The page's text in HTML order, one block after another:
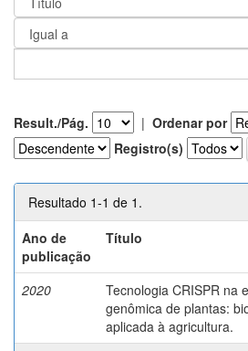
Result./Pág. | Ordenar por
Registro(s)
Resultado 1-1 de 1.
Ano de
publicação
Título
2020
Tecnologia CRISPR na
genômica de plantas:
aplicada à agricultura.